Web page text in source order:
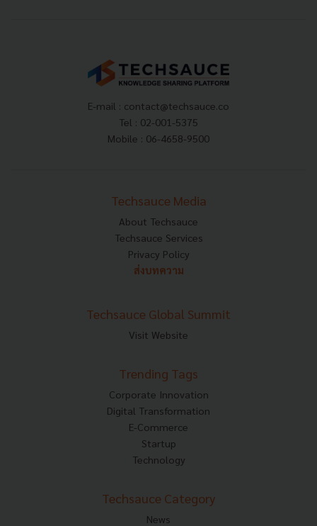
E-mail : contact@techsauce.co
Tel : 02-001-5375
Mobile : 06-4658-9500
Techsauce Media
About Techsauce
Techsauce Services
Privacy Policy
ส่งบทความ
Techsauce Global Summit
Visit Website
Trending Tags
Corporate Innovation
Digital Transformation
E-Commerce
Startup
Technology
Techsauce Category
News